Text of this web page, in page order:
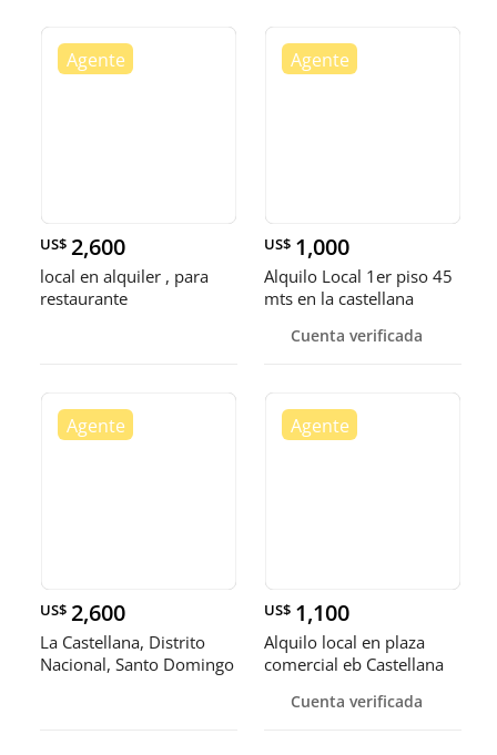
US$ 2,600
local en alquiler , para
restaurante
US$ 1,000
Alquilo Local 1er piso 45
mts en la castellana
Cuenta verificada
US$ 2,600
La Castellana, Distrito
Nacional, Santo Domingo
US$ 1,100
Alquilo local en plaza
comercial eb Castellana
Cuenta verificada